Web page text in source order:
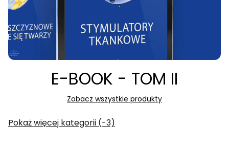
E-BOOK - TOM II
Zobacz wszystkie produkty
Pokaż więcej kategorii (-3)